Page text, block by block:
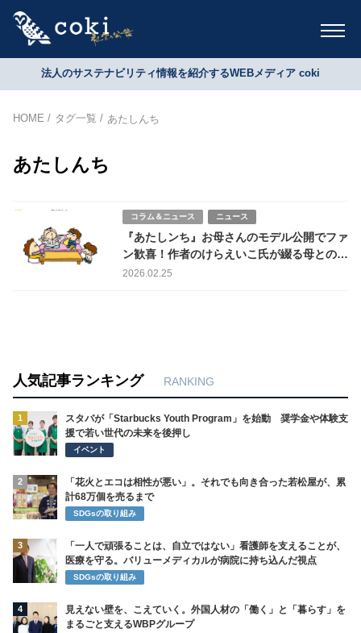
法人のサステナビリティ情報を紹介するWEBメディア coki
HOME タグ一覧 あたしんち
あたしんち
コラム＆ニュース ニュース
『あたしンち』お母さんのモデル公開でファ
ン歓喜！作者のけらえいこ氏が綴る母とのイ
タリア珍道中
2026.02.25
人気記事ランキング RANKING
1
スタバが「Starbucks Youth Program」を始動 奨学金や体験支
援で若い世代の未来を後押し
イベント
2
「花火とエコは相性が悪い」。それでも向き合った若松屋が、累
計68万個を売るまで
SDGsの取り組み
3
「一人で頑張ることは、自立ではない」看護師を支えることが、
医療を守る。バリューメディカルが病院に持ち込んだ視点
SDGsの取り組み
4
見えない壁を、こえていく。外国人材の「働く」と「暮らす」を
まるごと支えるWBPグループ